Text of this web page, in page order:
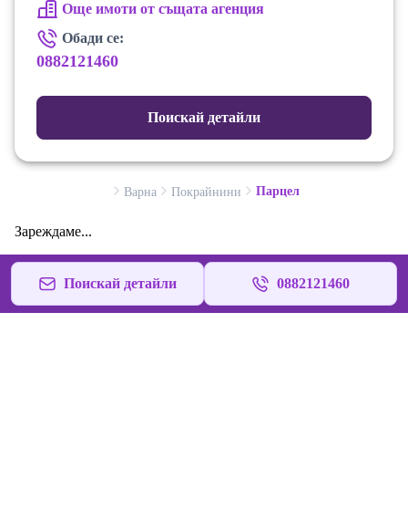
Още имоти от същата агенция
Обади се:
0882121460
Поискай детайли
Варна Покрайнини Парцел
Зареждаме...
Поискай детайли 0882121460